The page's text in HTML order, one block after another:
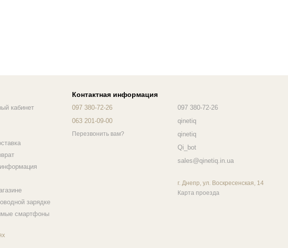
кабинет
зарядке
смартфоны
Контактная информация
097 380-72-26
063 201-09-00
Перезвонить вам?
097 380-72-26
qinetiq
qinetiq
Qi_bot
sales@qinetiq.in.ua
г. Днепр, ул. Воскресенская, 14
Карта проезда